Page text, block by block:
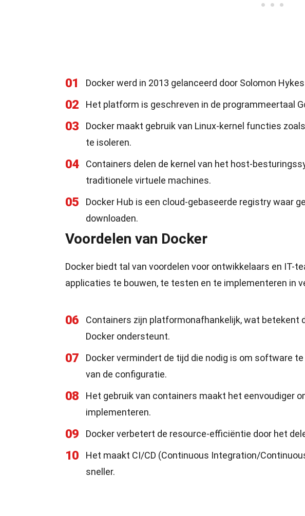
01 Docker werd in 2013 gelanceerd door Solomon
02 Het platform is geschreven in de programmeertaal
03
Docker maakt gebruik van Linux-kernel functies
te isoleren.
04
Containers delen de kernel van het host-
traditionele virtuele machines.
05
Docker Hub is een cloud-gebaseerde registry waar
downloaden.
Voordelen van Docker
Docker biedt tal van voordelen voor ontwikkelaars en IT-
applicaties te bouwen, te testen en te implementeren in
06
Containers zijn platformonafhankelijk, wat betekent
Docker ondersteunt.
07
Docker vermindert de tijd die nodig is om software
van de configuratie.
08
Het gebruik van containers maakt het eenvoudiger
implementeren.
09 Docker verbetert de resource-efficiëntie door het
10
Het maakt CI/CD (Continuous Integration/
sneller.